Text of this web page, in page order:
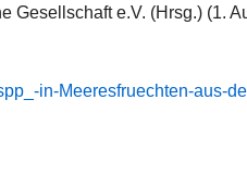
Gesellschaft e.V. (Hrsg.) (1.
​in-​Meeresfruechten-​aus-​